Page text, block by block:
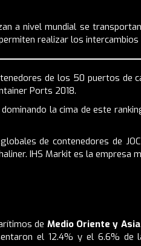
a nivel mundial se
realizar los intercambios
de los 50 puertos de
Ports 2018.
la cima de este
de contenedores de
IHS Markit es la empresa
de Medio Oriente y Asia
el 12.4% y el 6.6% de